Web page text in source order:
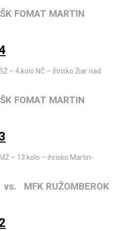
FOMAT MARTIN
– 4.kolo NČ – ihrisko Žiar nad
FOMAT MARTIN
– 13.kolo – ihrisko Martin-
MFK RUŽOMBEROK